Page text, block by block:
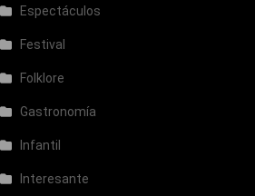
Espectáculos
Festival
Folklore
Gastronomía
Infantil
Interesante